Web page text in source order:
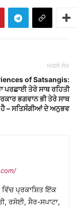
ਅਗਲੇ ਲੇਖ
of Satsangis:
ਪਰਛਾਈ ਤੇਰੇ ਸਾਥ ਰਹਿਤੀ
ਭਗਵਾਨ ਭੀ ਤੇਰੇ ਸਾਥ
ਹੈ – ਸਤਿਸੰਗੀਆਂ ਦੇ ਅਨੁਭਵ
ਵਿੱਚ ਪ੍ਰਕਾਸ਼ਿਤ ਇੱਕ
ਰਸੋਈ, ਸੈਰ-ਸਪਾਟਾ,